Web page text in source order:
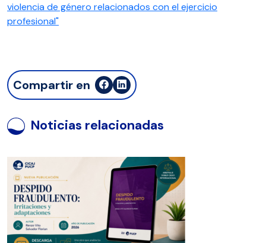
violencia de género relacionados con el ejercicio
profesional"
Compartir en
Noticias relacionadas